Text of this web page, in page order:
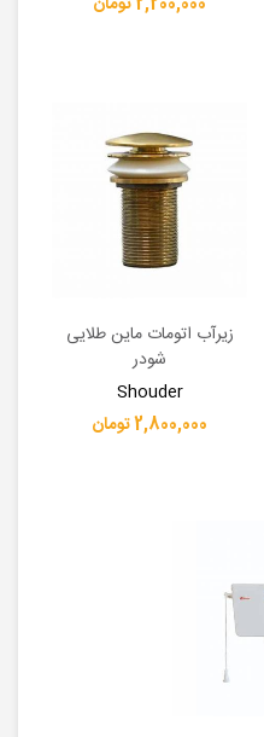
زیرآب اتومات ماین طلایی
شودر
Shouder
2,800,000 تومان